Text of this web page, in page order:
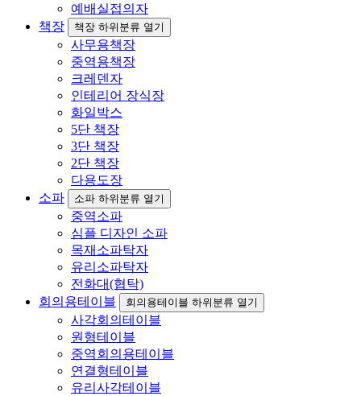
예배실접의자
책장
책장 하위분류 열기
사무용책장
중역용책장
크레덴자
인테리어 장식장
화일박스
5단 책장
3단 책장
2단 책장
다용도장
소파
소파 하위분류 열기
중역소파
심플 디자인 소파
목재소파탁자
유리소파탁자
전화대(협탁)
회의용테이블
회의용테이블 하위분류 열기
사각회의테이블
원형테이블
중역회의용테이블
연결형테이블
유리사각테이블